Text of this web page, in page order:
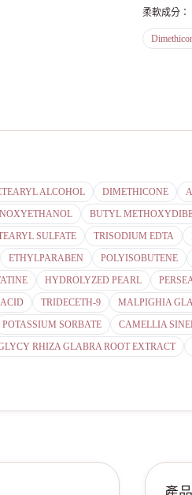
柔軟成分 ：
ALCOHOL DIMETHICONE
BUTYL
SULFATE TRISODIUM EDTA
ETHYLPARABEN POLYISOBUTENE
HYDROLYZED PEARL
TRIDECETH-9 MALPIGHIA
POTASSIUM SORBATE CAMELLIA
RHIZA GLABRA ROOT EXTRACT